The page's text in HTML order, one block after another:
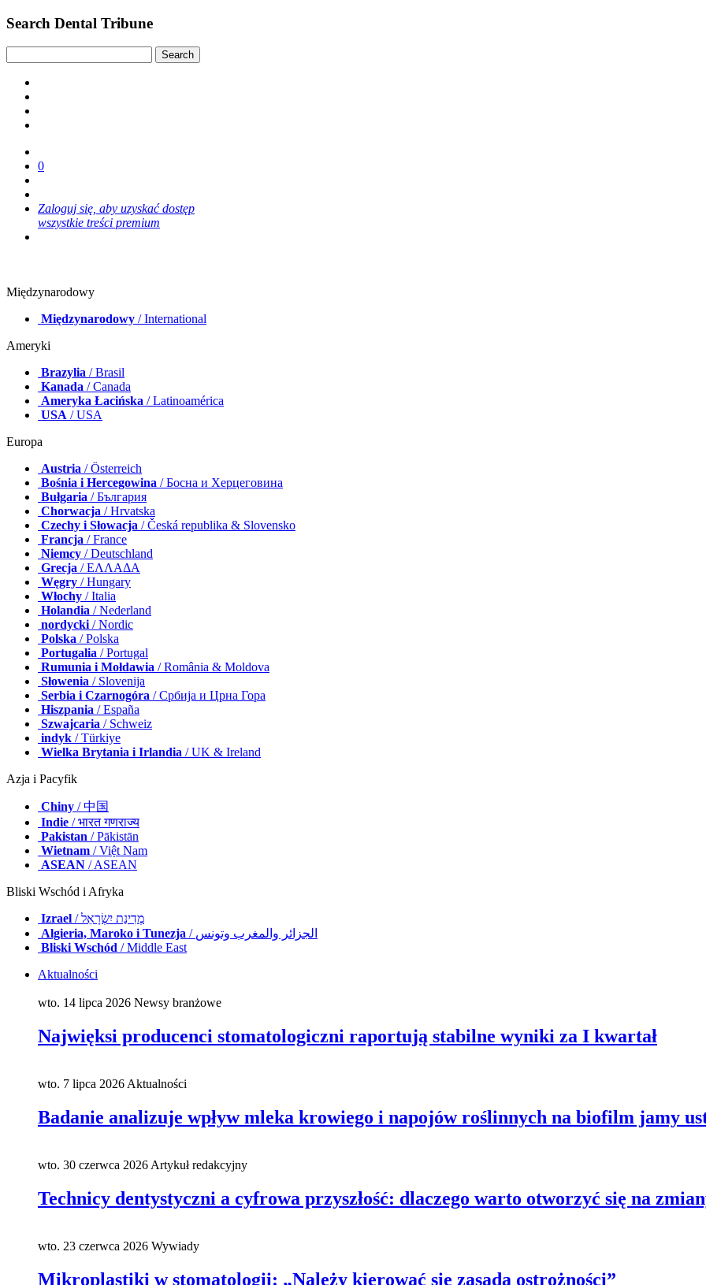
Search Dental Tribune
0
Zaloguj się, aby uzyskać dostęp
wszystkie treści premium
Międzynarodowy
Międzynarodowy / International
Ameryki
Brazylia / Brasil
Kanada / Canada
Ameryka Łacińska / Latinoamérica
USA / USA
Europa
Austria / Österreich
Bośnia i Hercegowina / Босна и Херцеговина
Bułgaria / България
Chorwacja / Hrvatska
Czechy i Słowacja / Česká republika & Slovensko
Francja / France
Niemcy / Deutschland
Grecja / ΕΛΛΑΔΑ
Węgry / Hungary
Włochy / Italia
Holandia / Nederland
nordycki/ Nordic
Polska / Polska
Portugalia / Portugal
Rumunia i Mołdawia / România & Moldova
Słowenia / Slovenija
Serbia i Czarnogóra / Србија и Црна Гора
Hiszpania / España
Szwajcaria / Schweiz
indyk / Türkiye
Wielka Brytania i Irlandia / UK & Ireland
Azja i Pacyfik
Chiny / 中国
Indie / भारत गणराज्य
Pakistan / Pākistān
Wietnam / Việt Nam
ASEAN / ASEAN
Bliski Wschód i Afryka
Izrael
/ מְדִינַת יִשְׂרָאֵל
Algieria, Maroko i Tunezja
/ الجزائر والمغرب وتونس
Bliski Wschód / Middle East
Aktualności
wto. 14 lipca 2026 Newsy branżowe
Najwięksi producenci stomatologiczni raportują stabilne wyniki za I kwartał
wto. 7 lipca 2026 Aktualności
Badanie analizuje wpływ mleka krowiego i napojów roślinnych na biofilm jamy
wto. 30 czerwca 2026 Artykuł redakcyjny
Technicy dentystyczni a cyfrowa przyszłość: dlaczego warto otworzyć się na
wto. 23 czerwca 2026 Wywiady
Mikroplastiki w stomatologii: „Należy kierować się zasadą ostrożności”